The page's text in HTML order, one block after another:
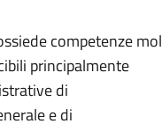
competenze mol
principalmente
di
e di